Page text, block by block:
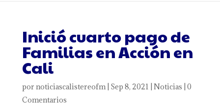
Inició cuarto pago de
Familias en Acción en
Cali
por noticiascalistereofm| Sep 8, 2021 Noticias 0
Comentarios